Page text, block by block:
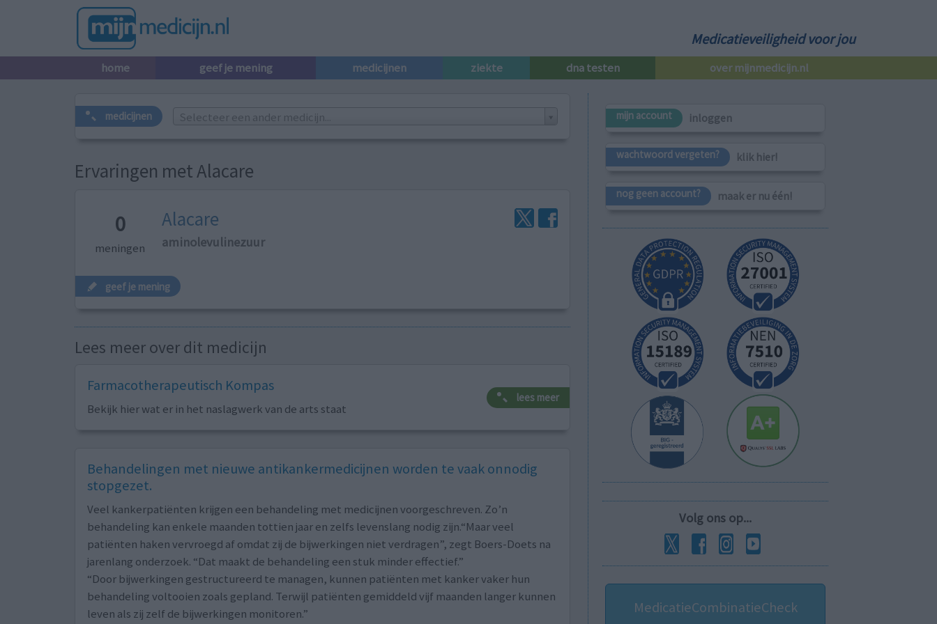
Medicatieveiligheid voor jou
home geef je mening medicijnen ziekte dna testen over mijnmedicijn.nl
medicijnen Selecteer een ander medicijn...
Ervaringen met Alacare
0
meningen
Alacare
aminolevulinezuur
geef je mening
Lees meer over dit medicijn
Farmacotherapeutisch Kompas
Bekijk hier wat er in het naslagwerk van de arts staat
lees meer
Behandelingen met nieuwe antikankermedicijnen worden te vaak onnodig
stopgezet.
Veel kankerpatiënten krijgen een behandeling met medicijnen voorgeschreven. Zo’n
behandeling kan enkele maanden tottien jaar en zelfs levenslang nodig zijn.“Maar veel
patiënten haken vervroegd af omdat zij de bijwerkingen niet verdragen”, zegt Boers-Doets na
jarenlang onderzoek. “Dat maakt de behandeling een stuk minder effectief.”
“Door bijwerkingen gestructureerd te managen, kunnen patiënten met kanker vaker hun
behandeling voltooien zoals gepland. Terwijl patiënten gemiddeld vijf maanden langer kunnen
leven als zij zelf de bijwerkingen monitoren.”
mijn account inloggen
wachtwoord vergeten? klik hier!
nog geen account? maak er nu één!
Volg ons op...
MedicatieCombinatieCheck